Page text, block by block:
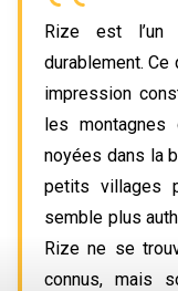
Rize est l’un
durablement. Ce
impression
les
noyées dans la
petits villages
semble plus
Rize ne se
connus, mais